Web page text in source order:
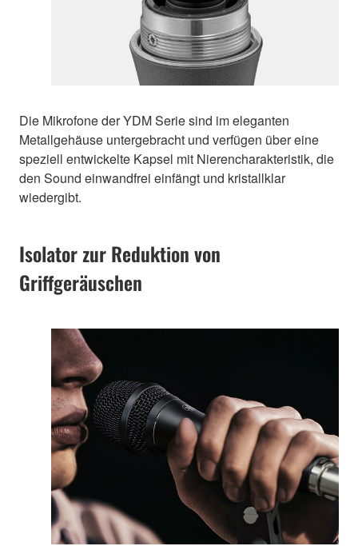
Die Mikrofone der YDM Serie sind im eleganten
Metallgehäuse untergebracht und verfügen über eine
speziell entwickelte Kapsel mit Nierencharakteristik, die
den Sound einwandfrei einfängt und kristallklar
wiedergibt.
Isolator zur Reduktion von
Griffgeräuschen